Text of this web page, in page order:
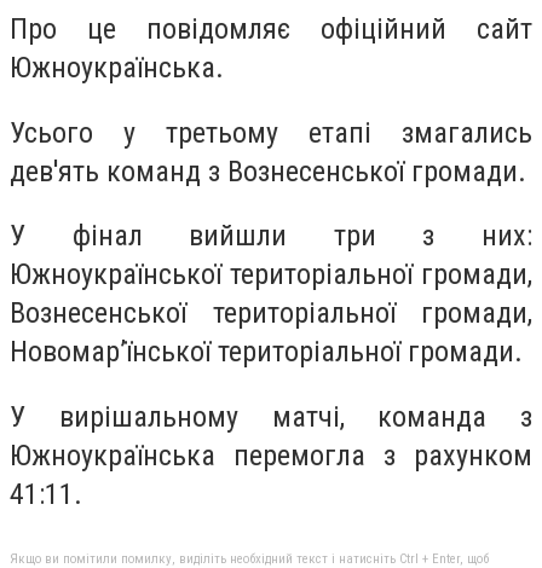
Про це повідомляє офіційний сайт
Южноукраїнська.
Усього у третьому етапі змагались
дев'ять команд з Вознесенської громади.
У фінал вийшли три з них:
Южноукраїнської територіальної громади,
Вознесенської територіальної громади,
Новомар’їнської територіальної громади.
У вирішальному матчі, команда з
Южноукраїнська перемогла з рахунком
41:11.
Якщо ви помітили помилку, виділіть необхідний текст і натисніть Ctrl + Enter, щоб